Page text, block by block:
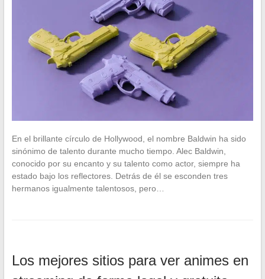
En el brillante círculo de Hollywood, el nombre Baldwin ha sido
sinónimo de talento durante mucho tiempo. Alec Baldwin,
conocido por su encanto y su talento como actor, siempre ha
estado bajo los reflectores. Detrás de él se esconden tres
hermanos igualmente talentosos, pero…
Los mejores sitios para ver animes en